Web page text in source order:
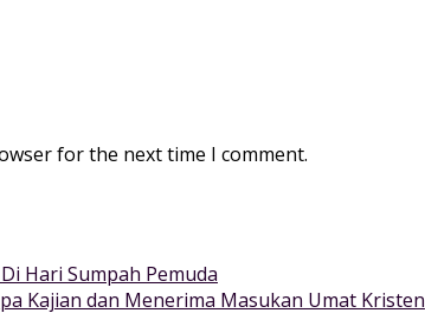
for the next time I comment.
Hari Sumpah Pemuda
Kajian dan Menerima Masukan Umat Kristen